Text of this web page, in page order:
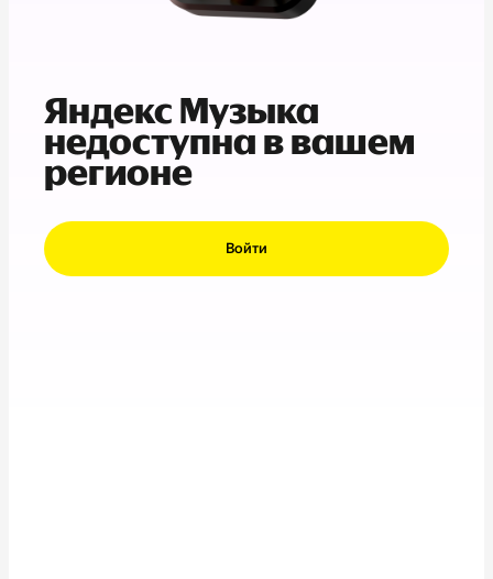
Яндекс Музыка
недоступна в вашем
регионе
Войти